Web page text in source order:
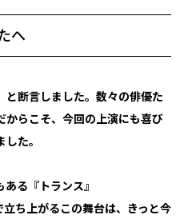
へ
と断言しました。数々の俳優た
からこそ、今回の上演にも喜び
た。
る『トランス』
ち上がるこの舞台は、きっと今